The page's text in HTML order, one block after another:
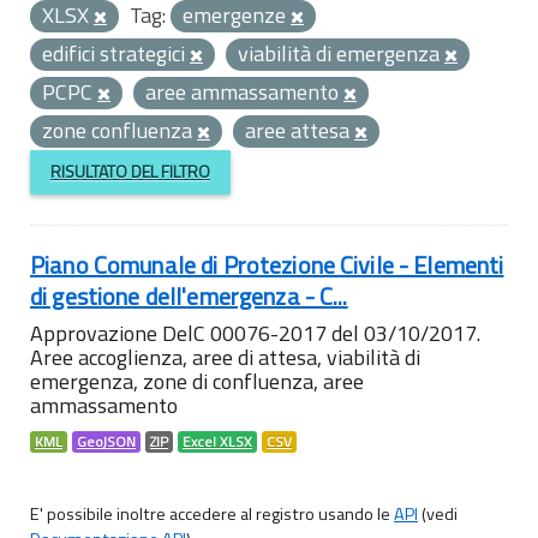
XLSX
Tag: emergenze
edifici strategici
viabilità di emergenza
PCPC
aree ammassamento
zone confluenza
aree attesa
RISULTATO DEL FILTRO
Piano Comunale di Protezione Civile - Elementi
di gestione dell'emergenza - C...
Approvazione DelC 00076-2017 del 03/10/2017.
Aree accoglienza, aree di attesa, viabilità di
emergenza, zone di confluenza, aree
ammassamento
KML GeoJSON ZIP Excel XLSX CSV
E' possibile inoltre accedere al registro usando leAPI(vedi